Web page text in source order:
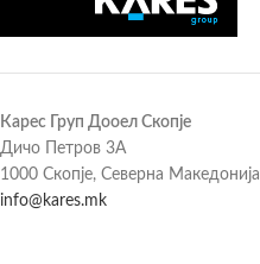
Карес Груп Дооел Скопје
Дичо Петров 3А
1000 Скопје, Северна Македонија
info@kares.mk